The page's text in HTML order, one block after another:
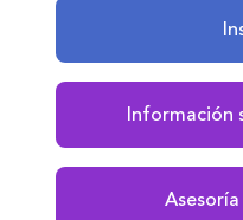
Información